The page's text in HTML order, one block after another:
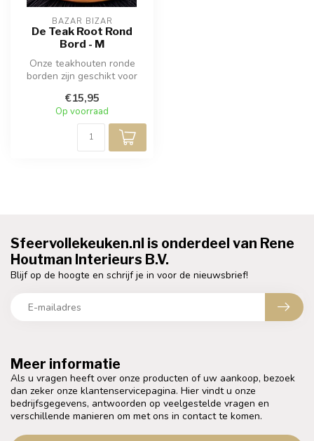
BAZAR BIZAR
De Teak Root Rond
Bord - M
Onze teakhouten ronde
borden zijn geschikt voor
bord, s...
€15,95
Op voorraad
Meer informatie
Als u vragen heeft over onze producten of uw aankoop, bezoek
dan zeker onze klantenservicepagina. Hier vindt u onze
bedrijfsgegevens, antwoorden op veelgestelde vragen en
verschillende manieren om met ons in contact te komen.
Sfeervollekeuken.nl is onderdeel van Rene
Houtman Interieurs B.V.
Blijf op de hoogte en schrijf je in voor de nieuwsbrief!